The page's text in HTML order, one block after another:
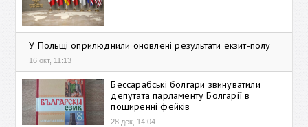
У Польщі оприлюднили оновлені результати екзит-полу
16 окт, 11:13
Бессарабські болгари звинуватили
депутата парламенту Болгарії в
поширенні фейків
28 дек, 14:04